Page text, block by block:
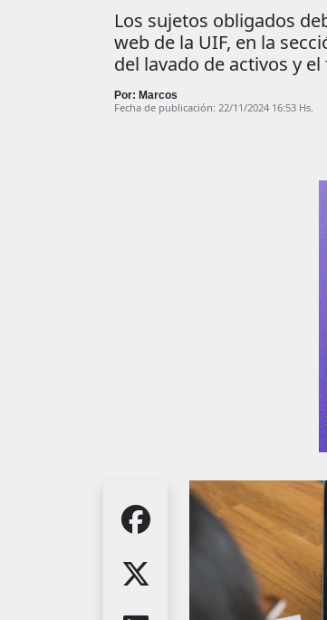
Los sujetos obligados
web de la UIF, en la
del lavado de activos y
Por: Marcos
Fecha de publicación: 22/11/2024 16:53 Hs.